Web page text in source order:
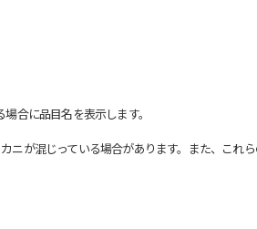
合に品目名を表示します。
混じっている場合があります。また、これ